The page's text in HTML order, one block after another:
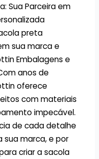
Sua Parceira em
preta
sua marca e
Embalagens e
anos de
oferece
com materiais
impecável.
de cada detalhe
sua marca, e por
criar a sacola